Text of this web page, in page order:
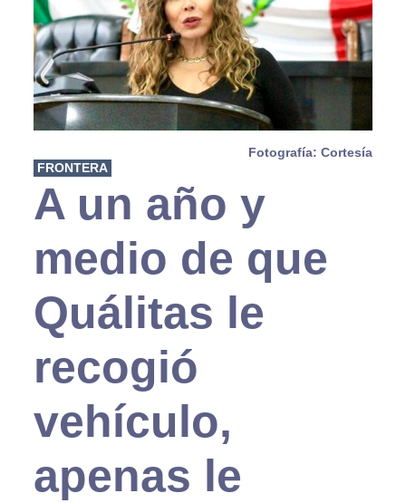
Fotografía: Cortesía
FRONTERA
A un año y
medio de que
Quálitas le
recogió
vehículo,
apenas le